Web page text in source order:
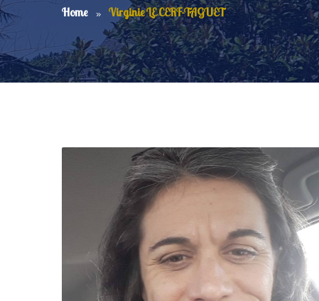
Home Virginie LE CERF-TAGUET